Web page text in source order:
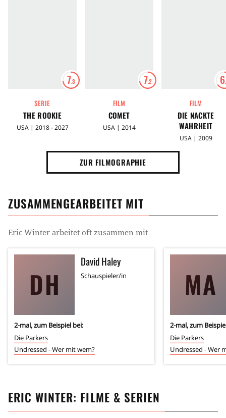
7.3
SERIE
THE ROOKIE
USA | 2018 - 2027
7.2
FILM
COMET
USA | 2014
6
FILM
DIE NACKTE
WAHRHEIT
USA | 2009
ZUR FILMOGRAPHIE
ZUSAMMENGEARBEITET MIT
Eric Winter arbeitet oft zusammen mit
DH
David Haley
Schauspieler/in
2-mal, zum Beispiel bei:
Die Parkers
Undressed - Wer mit wem?
MA
2-mal, zum
Die Parkers
Undressed - Wer
ERIC WINTER: FILME & SERIEN